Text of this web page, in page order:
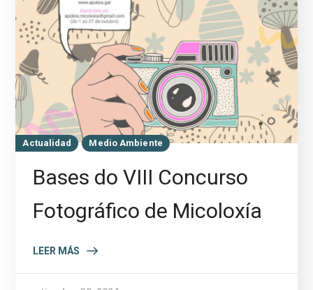
Actualidad Medio Ambiente
Bases do VIII Concurso
Fotográfico de Micoloxía
LEER MÁS